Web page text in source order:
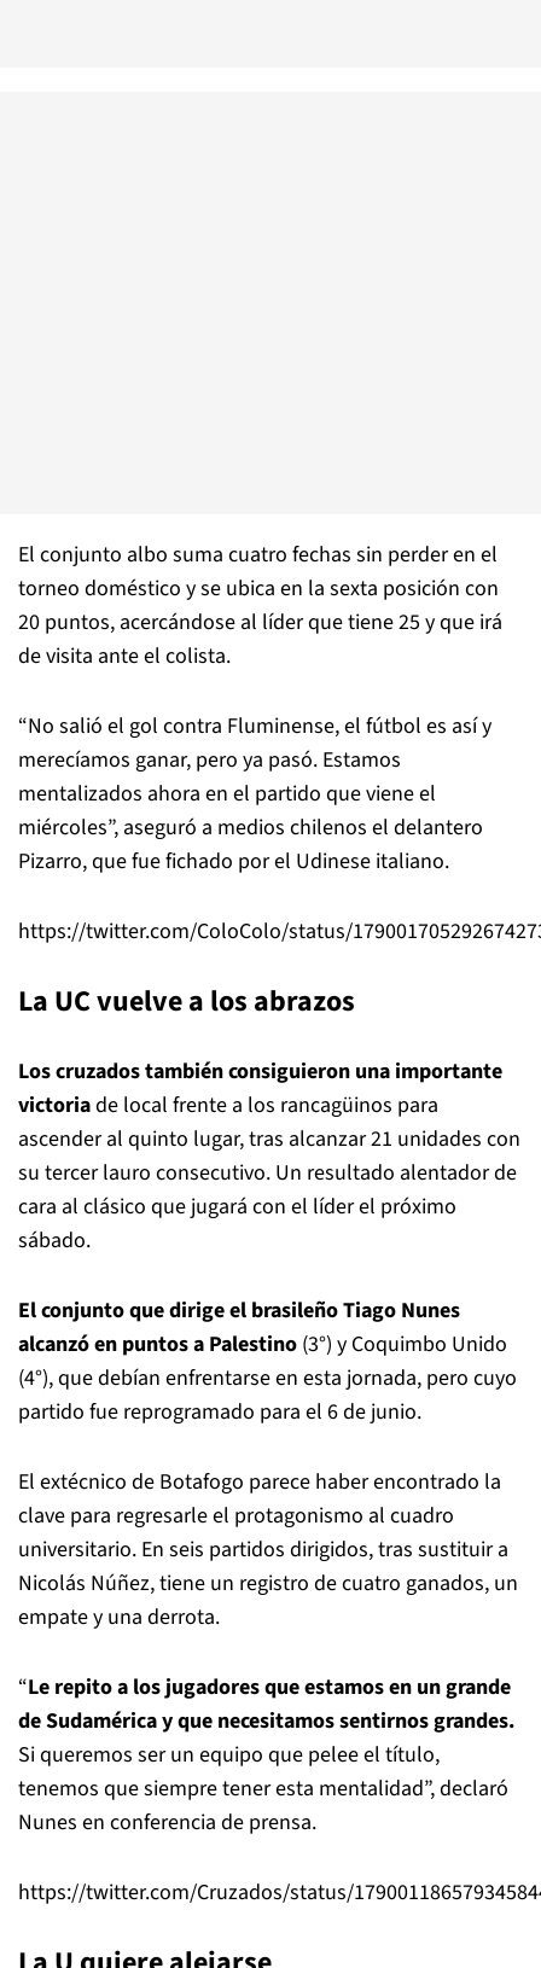
El conjunto albo suma cuatro fechas sin perder en el
torneo doméstico y se ubica en la sexta posición con
20 puntos, acercándose al líder que tiene 25 y que irá
de visita ante el colista.
“No salió el gol contra Fluminense, el fútbol es así y
merecíamos ganar, pero ya pasó. Estamos
mentalizados ahora en el partido que viene el
miércoles”, aseguró a medios chilenos el delantero
Pizarro, que fue fichado por el Udinese italiano.
https://twitter.com/ColoColo/status/
La UC vuelve a los abrazos
Los cruzados también consiguieron una importante
victoriade local frente a los rancagüinos para
ascender al quinto lugar, tras alcanzar 21 unidades con
su tercer lauro consecutivo. Un resultado alentador de
cara al clásico que jugará con el líder el próximo
sábado.
El conjunto que dirige el brasileño Tiago Nunes
alcanzó en puntos a Palestino (3°) y Coquimbo Unido
(4°), que debían enfrentarse en esta jornada, pero cuyo
partido fue reprogramado para el 6 de junio.
El extécnico de Botafogo parece haber encontrado la
clave para regresarle el protagonismo al cuadro
universitario. En seis partidos dirigidos, tras sustituir a
Nicolás Núñez, tiene un registro de cuatro ganados, un
empate y una derrota.
“Le repito a los jugadores que estamos en un grande
de Sudamérica y que necesitamos sentirnos grandes.
Si queremos ser un equipo que pelee el título,
tenemos que siempre tener esta mentalidad”, declaró
Nunes en conferencia de prensa.
https://twitter.com/Cruzados/status/